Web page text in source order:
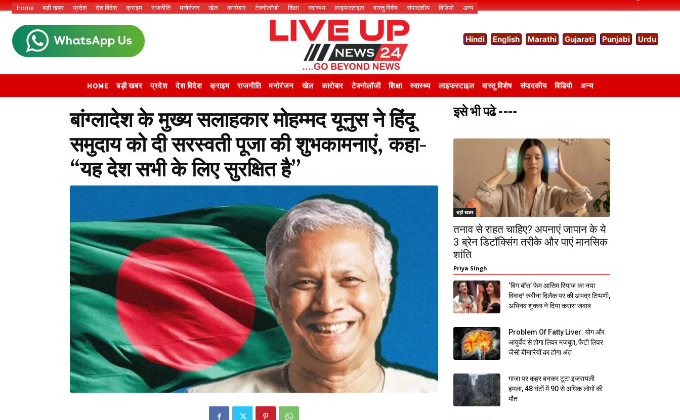
Home बड़ी खबर प्रदेश देश विदेश क्राइम राजनीति मनोरंजन खेल कारोबार टेक्नोलॉजी शिक्षा स्वास्थ्य लाइफस्टाइल वास्तु विशेष संपादकीय विडियो अन्य
Hindi English Marathi Gujarati Punjabi Urdu
HOME बड़ी खबर प्रदेश देश विदेश क्राइम राजनीति मनोरंजन खेल कारोबार टेक्नोलॉजी शिक्षा स्वास्थ्य लाइफस्टाइल वास्तु विशेष संपादकीय विडियो अन्य
बांग्लादेश के मुख्य सलाहकार मोहम्मद यूनुस ने हिंदू
समुदाय को दी सरस्वती पूजा की शुभकामनाएं, कहा-
“यह देश सभी के लिए सुरक्षित है”
इसे भी पढे ----
बड़ी खबर
तनाव से राहत चाहिए? अपनाएं जापान के ये
3 ब्रेन डिटॉक्सिंग तरीके और पाएं मानसिक
शांति
Priya Singh
‘बिग बॉस’ फेम आसिम रियाज का नया
विवाद! रुबीना दिलैक पर की अभद्र टिप्पणी,
अभिनव शुक्ला ने दिया करारा जवाब
Problem Of Fatty Liver: योग और
आयुर्वेद से होगा लिवर मजबूत, फैटी लिवर
जैसी बीमारियों का होगा अंत
गाजा पर कहर बनकर टूटा इजरायली
हमला, 48 घंटों में 90 से अधिक लोगों की
मौत